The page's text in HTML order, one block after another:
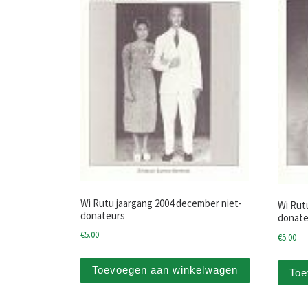
Wi Rutu jaargang 2004 december niet-
donateurs
€5.00
Toevoegen aan winkelwagen
Wi
€5.00